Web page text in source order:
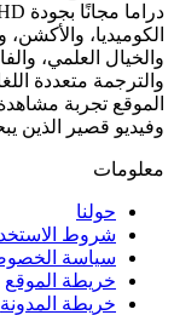
الكوميديا، والأكشن،
والخيال العلمي،
والترجمة متعددة
الموقع تجربة
وفيديو قصير الذين
معلومات
حولنا
شروط
سياسة
خريطة الموقع
خريطة المدونة